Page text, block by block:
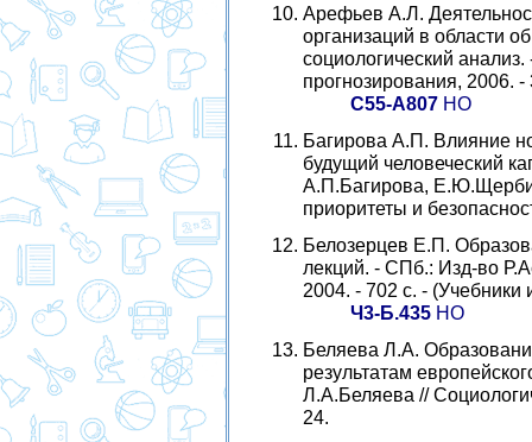
Арефьев А.Л.
организаций в области
социологический
прогнозирования, 2006. -
С55-А807НО
Багирова А.П. Влияние
будущий человеческий
А.П.Багирова,
приоритеты и
Белозерцев Е.П.
лекций. - СПб.: Изд-во
2004. - 702 с. - (Учебники
Ч3-Б.435НО
Беляева Л.А.
результатам
Л.А.Беляева //
24.